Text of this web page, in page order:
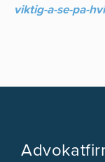
viktig-a-se-pa-